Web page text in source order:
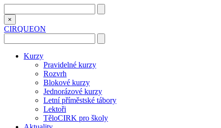
×
CIRQUEON
Kurzy
Pravidelné kurzy
Rozvrh
Blokové kurzy
Jednorázové kurzy
Letní příměstské tábory
Lektoři
TěloCIRK pro školy